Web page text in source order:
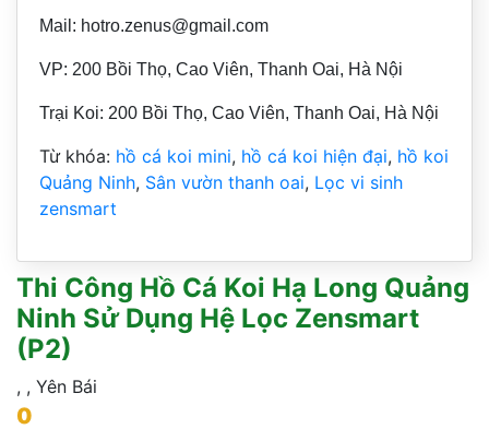
Mail: hotro.zenus@gmail.com
VP: 200 Bồi Thọ, Cao Viên, Thanh Oai, Hà Nội
Trại Koi: 200 Bồi Thọ, Cao Viên, Thanh Oai, Hà Nội
Từ khóa: hồ cá koi mini, hồ cá koi hiện đại, hồ koi
Quảng Ninh, Sân vườn thanh oai, Lọc vi sinh
zensmart
Thi Công Hồ Cá Koi Hạ Long Quảng
Ninh Sử Dụng Hệ Lọc Zensmart
(P2)
, , Yên Bái
0